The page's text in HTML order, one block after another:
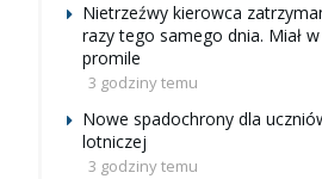
Nietrzeźwy kierowca
razy tego samego dnia. Miał
promile
3 godziny temu
Nowe spadochrony dla
lotniczej
3 godziny temu